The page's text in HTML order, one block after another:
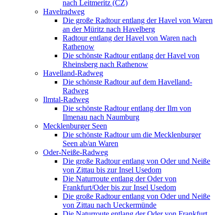
nach Leitmeritz (CZ)
Havelradweg
Die große Radtour entlang der Havel von Waren
an der Müritz nach Havelberg
Radtour entlang der Havel von Waren nach
Rathenow
Die schönste Radtour entlang der Havel von
Rheinsberg nach Rathenow
Havelland-Radweg
Die schönste Radtour auf dem Havelland-
Radweg
Ilmtal-Radweg
Die schönste Radtour entlang der Ilm von
Ilmenau nach Naumburg
Mecklenburger Seen
Die schönste Radtour um die Mecklenburger
Seen ab/an Waren
Oder-Neiße-Radweg
Die große Radtour entlang von Oder und Neiße
von Zittau bis zur Insel Usedom
Die Naturroute entlang der Oder von
Frankfurt/Oder bis zur Insel Usedom
Die große Radtour entlang von Oder und Neiße
von Zittau nach Ueckermünde